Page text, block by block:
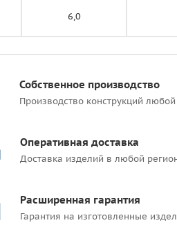
6,0
Собственное производство
Производство конструкций
Оперативная доставка
Доставка изделий в любой
Расширенная гарантия
Гарантия на изготовленные